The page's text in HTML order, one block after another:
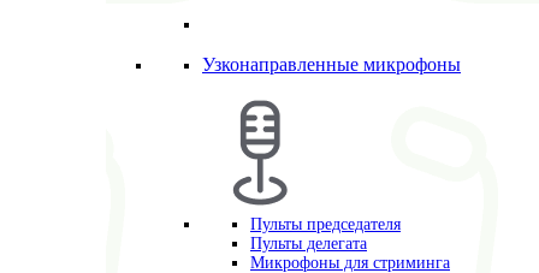
Узконаправленные микрофоны
Пульты председателя
Пульты делегата
Микрофоны для стриминга